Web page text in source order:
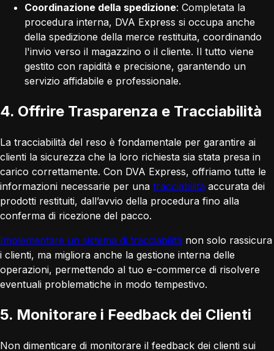
Coordinazione della spedizione: Completata la
procedura interna, DVA Express si occupa anche
della spedizione della merce restituita, coordinando
l'invio verso il magazzino o il cliente. Il tutto viene
gestito con rapidità e precisione, garantendo un
servizio affidabile e professionale.
4. Offrire Trasparenza e Tracciabilità
La tracciabilità del reso è fondamentale per garantire ai
clienti la sicurezza che la loro richiesta sia stata presa in
carico correttamente. Con DVA Express, offriamo tutte le
informazioni necessarie per una tracciabilità accurata dei
prodotti restituiti, dall’avvio della procedura fino alla
conferma di ricezione del pacco.
Implementare un sistema di tracciabilità non solo rassicura
i clienti, ma migliora anche la gestione interna delle
operazioni, permettendo al tuo e-commerce di risolvere
eventuali problematiche in modo tempestivo.
5. Monitorare i Feedback dei Clienti
Non dimenticare di monitorare il feedback dei clienti sui